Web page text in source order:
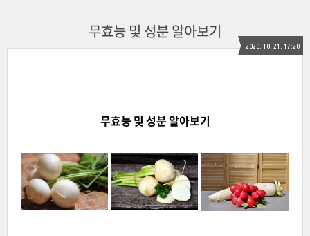
무효능 및 성분 알아보기
2020. 10. 21. 17:20
무효능 및 성분 알아보기